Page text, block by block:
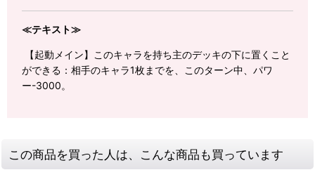
≪テキスト≫
【起動メイン】このキャラを持ち主のデッキの下に置くこと
ができる：相手のキャラ1枚までを、このターン中、パワ
ー-3000。
この商品を買った人は、こんな商品も買っています